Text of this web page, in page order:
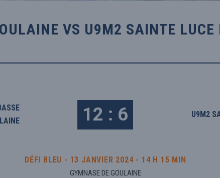
VS U9M2 SAINTE LUCE
12 : 6 U9M2
DÉFI BLEU - 13 JANVIER 2024 - 14 H 15 MIN
GYMNASE DE GOULAINE